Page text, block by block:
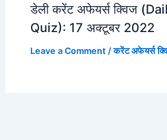
डेली करेंट अफेयर्स क्विज
Quiz): 17 अक्टूबर 2022
Leave a Comment /करेंट अफेयर्स